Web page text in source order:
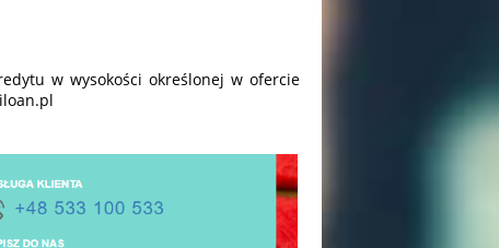
w wysokości określonej w ofercie